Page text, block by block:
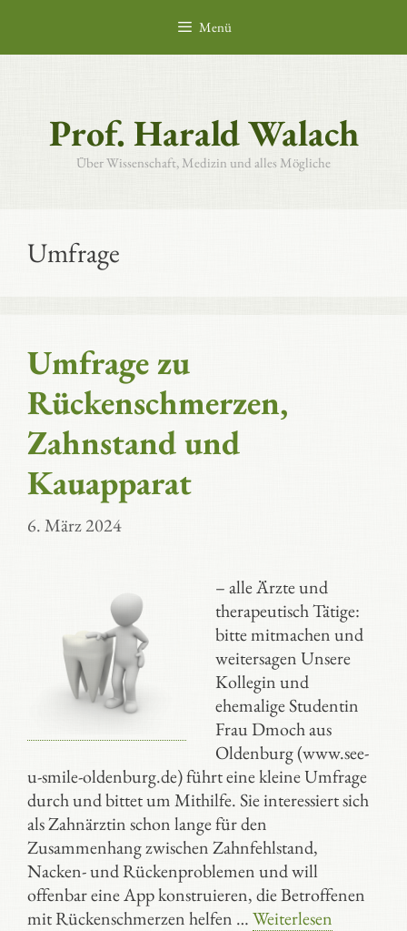
springen
Menü
Prof. Harald Walach
Über Wissenschaft, Medizin und alles Mögliche
Umfrage
Umfrage zu
Rückenschmerzen,
Zahnstand und
Kauapparat
6. März 2024
– alle Ärzte und
therapeutisch Tätige:
bitte mitmachen und
weitersagen Unsere
Kollegin und
ehemalige Studentin
Frau Dmoch aus
Oldenburg (www.see-
u-smile-oldenburg.de) führt eine kleine Umfrage
durch und bittet um Mithilfe. Sie interessiert sich
als Zahnärztin schon lange für den
Zusammenhang zwischen Zahnfehlstand,
Nacken- und Rückenproblemen und will
offenbar eine App konstruieren, die Betroffenen
mit Rückenschmerzen helfen …Weiterlesen